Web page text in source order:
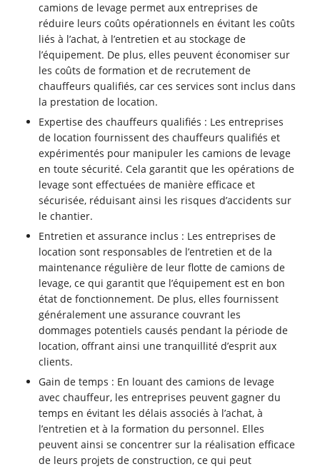
camions de levage permet aux entreprises de
réduire leurs coûts opérationnels en évitant les coûts
liés à l’achat, à l’entretien et au stockage de
l’équipement. De plus, elles peuvent économiser sur
les coûts de formation et de recrutement de
chauffeurs qualifiés, car ces services sont inclus dans
la prestation de location.
Expertise des chauffeurs qualifiés : Les entreprises
de location fournissent des chauffeurs qualifiés et
expérimentés pour manipuler les camions de levage
en toute sécurité. Cela garantit que les opérations de
levage sont effectuées de manière efficace et
sécurisée, réduisant ainsi les risques d’accidents sur
le chantier.
Entretien et assurance inclus : Les entreprises de
location sont responsables de l’entretien et de la
maintenance régulière de leur flotte de camions de
levage, ce qui garantit que l’équipement est en bon
état de fonctionnement. De plus, elles fournissent
généralement une assurance couvrant les
dommages potentiels causés pendant la période de
location, offrant ainsi une tranquillité d’esprit aux
clients.
Gain de temps : En louant des camions de levage
avec chauffeur, les entreprises peuvent gagner du
temps en évitant les délais associés à l’achat, à
l’entretien et à la formation du personnel. Elles
peuvent ainsi se concentrer sur la réalisation efficace
de leurs projets de construction, ce qui peut